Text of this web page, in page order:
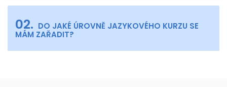
02. DO JAKÉ ÚROVNĚ JAZYKOVÉHO KURZU SE
MÁM ZAŘADIT?